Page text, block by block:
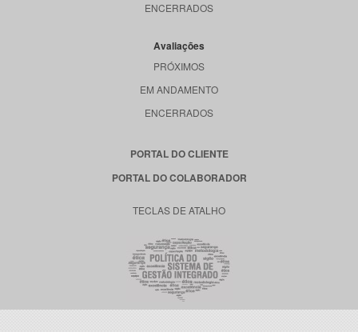
ENCERRADOS
Avaliações
PRÓXIMOS
EM ANDAMENTO
ENCERRADOS
PORTAL DO CLIENTE
PORTAL DO COLABORADOR
TECLAS DE ATALHO